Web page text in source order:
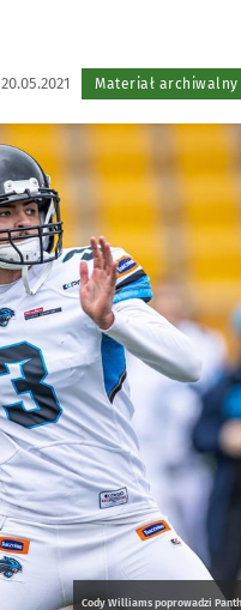
Materiał archiwalny
Cody Williams poprowadzi